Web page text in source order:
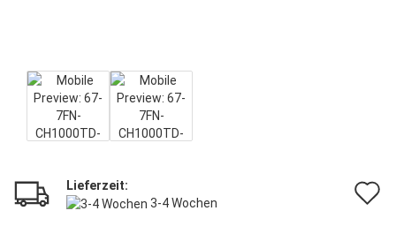
Lieferzeit:
3-4 Wochen